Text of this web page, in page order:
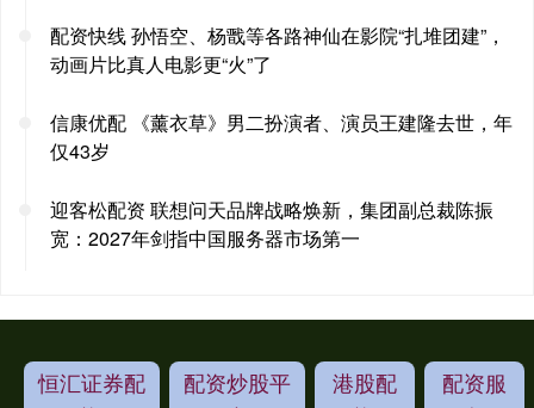
配资快线 孙悟空、杨戬等各路神仙在影院“扎堆团建”，
动画片比真人电影更“火”了
信康优配 《薰衣草》男二扮演者、演员王建隆去世，年
仅43岁
迎客松配资 联想问天品牌战略焕新，集团副总裁陈振
宽：2027年剑指中国服务器市场第一
恒汇证券配
配资炒股平
港股配
配资服